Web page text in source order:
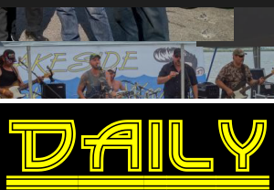
Daily